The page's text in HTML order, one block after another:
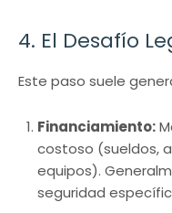
4. El Desafío
Este paso suele
Financiamiento:
costoso (sueldos,
equipos).
seguridad